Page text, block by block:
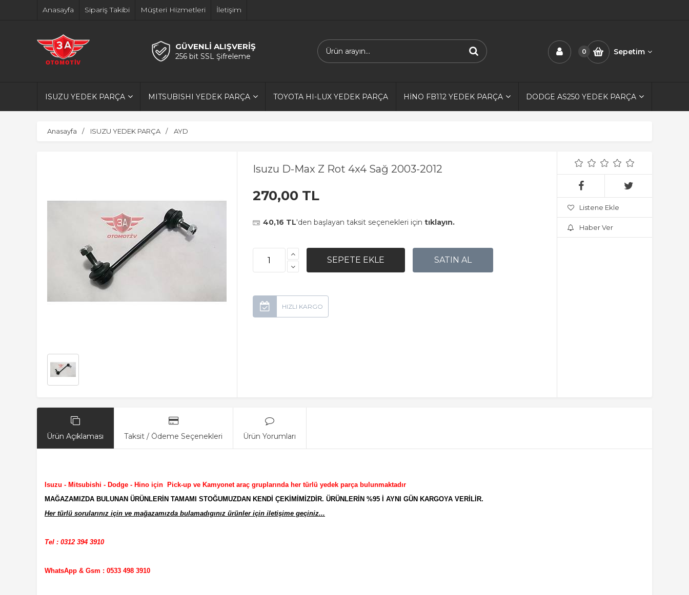
Anasayfa Sipariş Takibi Müşteri Hizmetleri İletişim
GÜVENLİ ALIŞVERİŞ
256 bit SSL Şifreleme
0 Sepetim
ISUZU YEDEK PARÇA MITSUBISHI YEDEK PARÇA TOYOTA HI-LUX YEDEK PARÇA HİNO FB112 YEDEK PARÇA DODGE AS250 YEDEK PARÇA
Anasayfa ISUZU YEDEK PARÇA AYD
Isuzu D-Max Z Rot 4x4 Sağ 2003-2012
270,00 TL
40,16 TL'den başlayan taksit seçenekleri için tıklayın.
Listene Ekle
Haber Ver
Ürün Açıklaması Taksit / Ödeme Seçenekleri Ürün Yorumları
Isuzu - Mitsubishi - Dodge - Hino için Pick-up ve Kamyonet araç gruplarında her türlü yedek parça bulunmaktadır
MAĞAZAMIZDA BULUNAN ÜRÜNLERİN TAMAMI STOĞUMUZDAN KENDİ ÇEKİMİMİZDİR. ÜRÜNLERİN %95 İ AYNI GÜN KARGOYA VERİLİR.
Her türlü sorularınız için ve mağazamızda bulamadıgınız ürünler için iletişime geçiniz...
Tel : 0312 394 3910
WhatsApp & Gsm : 0533 498 3910